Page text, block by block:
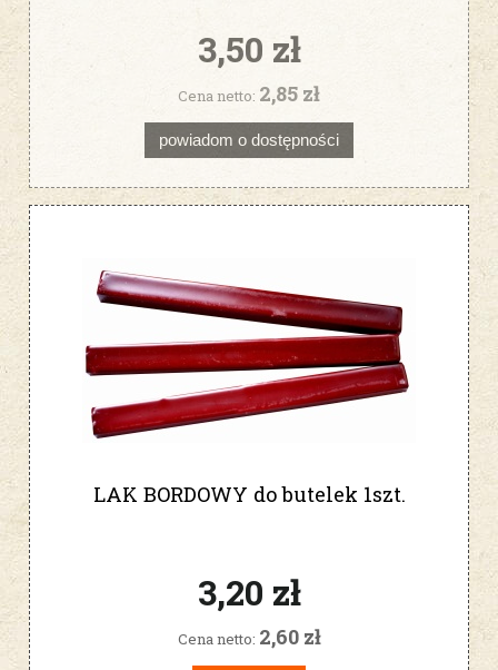
3,50 zł
Cena netto: 2,85 zł
powiadom o dostępności
LAK BORDOWY do butelek 1szt.
3,20 zł
Cena netto: 2,60 zł